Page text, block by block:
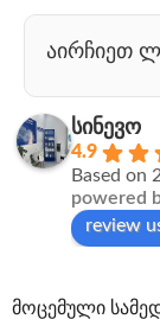
აირჩიეთ
სინევო
4.9
Based on
powered
review
მოცემული